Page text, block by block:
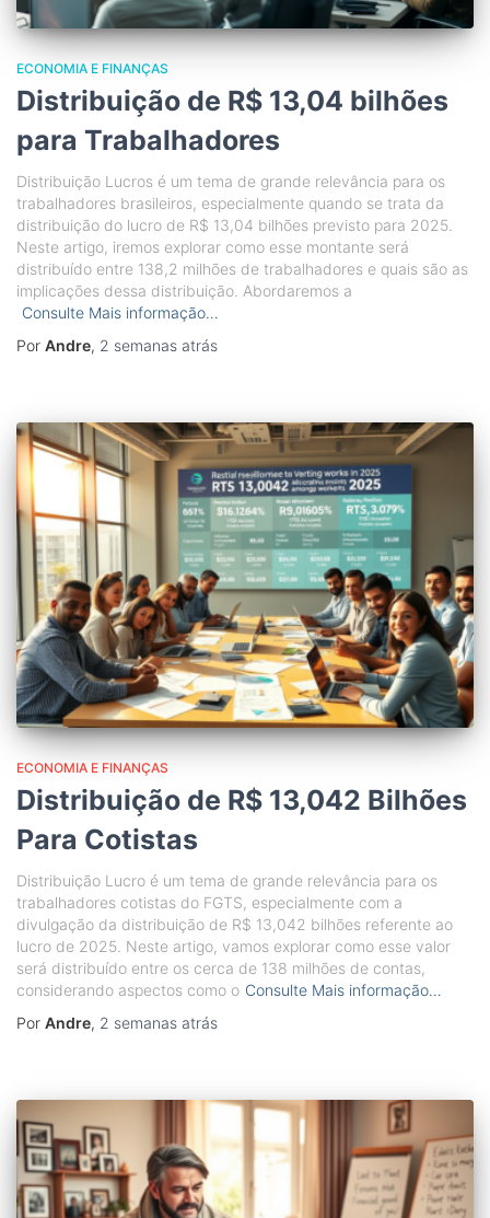
ECONOMIA E FINANÇAS
Distribuição de R$ 13,04 bilhões
para Trabalhadores
Distribuição Lucros é um tema de grande relevância para os
trabalhadores brasileiros, especialmente quando se trata da
distribuição do lucro de R$ 13,04 bilhões previsto para 2025.
Neste artigo, iremos explorar como esse montante será
distribuído entre 138,2 milhões de trabalhadores e quais são as
implicações dessa distribuição. Abordaremos a
Consulte Mais informação…
Por Andre, 2 semanas atrás
ECONOMIA E FINANÇAS
Distribuição de R$ 13,042 Bilhões
Para Cotistas
Distribuição Lucro é um tema de grande relevância para os
trabalhadores cotistas do FGTS, especialmente com a
divulgação da distribuição de R$ 13,042 bilhões referente ao
lucro de 2025. Neste artigo, vamos explorar como esse valor
será distribuído entre os cerca de 138 milhões de contas,
considerando aspectos como o Consulte Mais informação…
Por Andre, 2 semanas atrás